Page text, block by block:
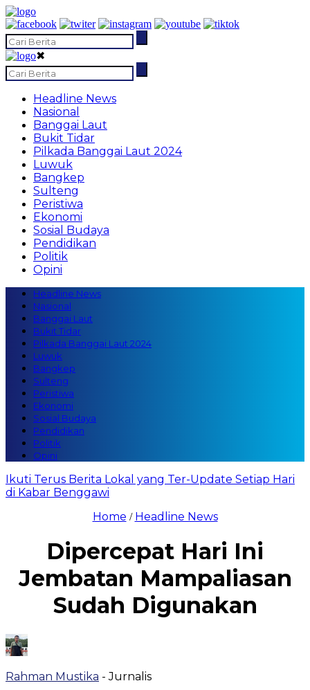
✖
Headline News
Nasional
Banggai Laut
Bukit Tidar
Pilkada Banggai Laut 2024
Luwuk
Bangkep
Sulteng
Peristiwa
Ekonomi
Sosial Budaya
Pendidikan
Politik
Opini
Headline News
Nasional
Banggai Laut
Bukit Tidar
Pilkada Banggai Laut 2024
Luwuk
Bangkep
Sulteng
Peristiwa
Ekonomi
Sosial Budaya
Pendidikan
Politik
Opini
Ikuti Terus Berita Lokal yang Ter-Update Setiap Hari
di Kabar Benggawi
Home / Headline News
Dipercepat Hari Ini
Jembatan Mampaliasan
Sudah Digunakan
Rahman Mustika - Jurnalis